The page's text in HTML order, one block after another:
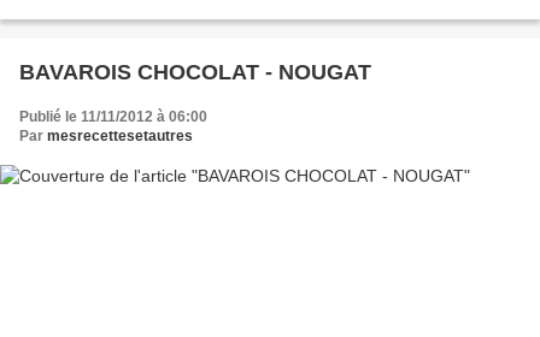
BAVAROIS CHOCOLAT - NOUGAT
Publié le 11/11/2012 à 06:00
Par mesrecettesetautres